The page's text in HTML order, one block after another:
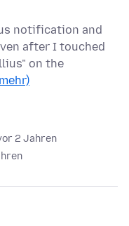
notification and
after I touched
on the
2 Jahren